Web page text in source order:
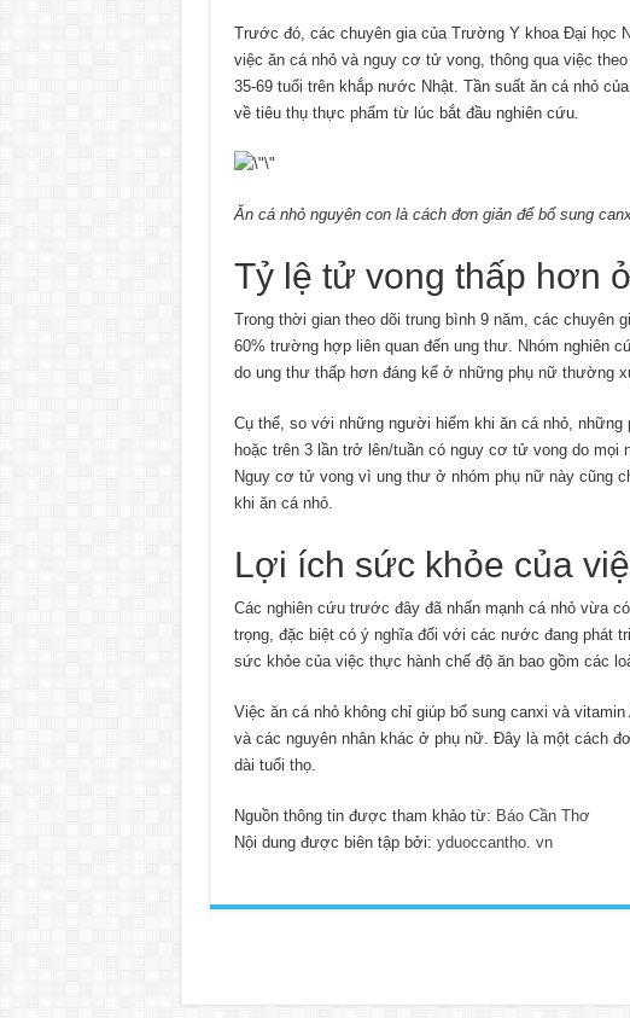
Trước đó, các chuyên gia của Trường Y khoa Đại học
việc ăn cá nhỏ và nguy cơ tử vong, thông qua việc
35-69 tuổi trên khắp nước Nhật. Tần suất ăn cá nhỏ
về tiêu thụ thực phẩm từ lúc bắt đầu nghiên cứu.
Ăn cá nhỏ nguyên con là cách đơn giản để bổ sung
Tỷ lệ tử vong thấp hơn
Trong thời gian theo dõi trung bình 9 năm, các chuyên
60% trường hợp liên quan đến ung thư. Nhóm nghiên
do ung thư thấp hơn đáng kể ở những phụ nữ thường
Cụ thể, so với những người hiếm khi ăn cá nhỏ, những
hoặc trên 3 lần trở lên/tuần có nguy cơ tử vong do mọi
Nguy cơ tử vong vì ung thư ở nhóm phụ nữ này cũng
khi ăn cá nhỏ.
Lợi ích sức khỏe của
Các nghiên cứu trước đây đã nhấn mạnh cá nhỏ vừa
trọng, đặc biệt có ý nghĩa đối với các nước đang phát
sức khỏe của việc thực hành chế độ ăn bao gồm các
Việc ăn cá nhỏ không chỉ giúp bổ sung canxi và
và các nguyên nhân khác ở phụ nữ. Đây là một cách
dài tuổi thọ.
Nguồn thông tin được tham khảo từ: Báo Cần Thơ
Nội dung được biên tập bởi: yduoccantho. vn